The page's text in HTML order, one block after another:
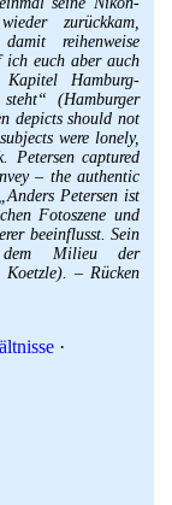
zurückkam,
reihenweise
ich euch aber auch
Hamburg-
(Hamburger
depicts should not
were lonely,
Petersen captured
– the authentic
Petersen ist
Fotoszene und
beeinflusst. Sein
dem Milieu der
– Rücken
·